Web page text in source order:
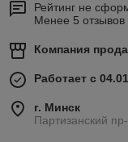
Рейтинг не
Менее 5 отзывов
Компания
Работает с
г. Минск
Партизанский